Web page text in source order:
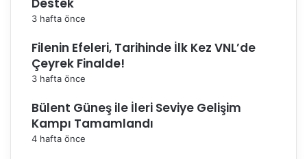
o
Destek
3 hafta önce
Filenin Efeleri, Tarihinde İlk Kez VNL’de
Çeyrek Finalde!
3 hafta önce
Bülent Güneş ile İleri Seviye Gelişim
Kampı Tamamlandı
4 hafta önce